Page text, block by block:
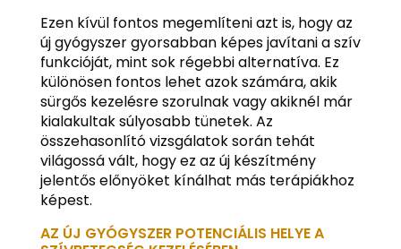
Ezen kívül fontos megemlíteni azt is, hogy az
új gyógyszer gyorsabban képes javítani a szív
funkcióját, mint sok régebbi alternatíva. Ez
különösen fontos lehet azok számára, akik
sürgős kezelésre szorulnak vagy akiknél már
kialakultak súlyosabb tünetek. Az
összehasonlító vizsgálatok során tehát
világossá vált, hogy ez az új készítmény
jelentős előnyöket kínálhat más terápiákhoz
képest.
AZ ÚJ GYÓGYSZER POTENCIÁLIS HELYE A